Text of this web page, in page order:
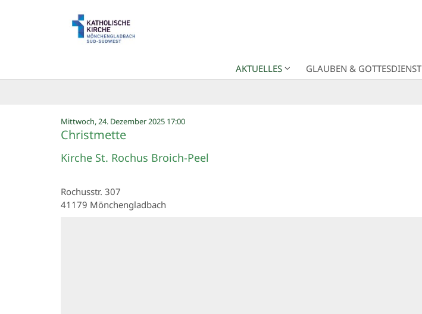
AKTUELLES GLAUBEN & GOTTESDIENST
Mittwoch, 24. Dezember 2025 17:00:
Christmette
Kirche St. Rochus Broich-Peel
Rochusstr. 307
41179 Mönchengladbach